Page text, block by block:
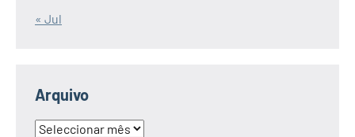
« Jul
Arquivo
Arquivo